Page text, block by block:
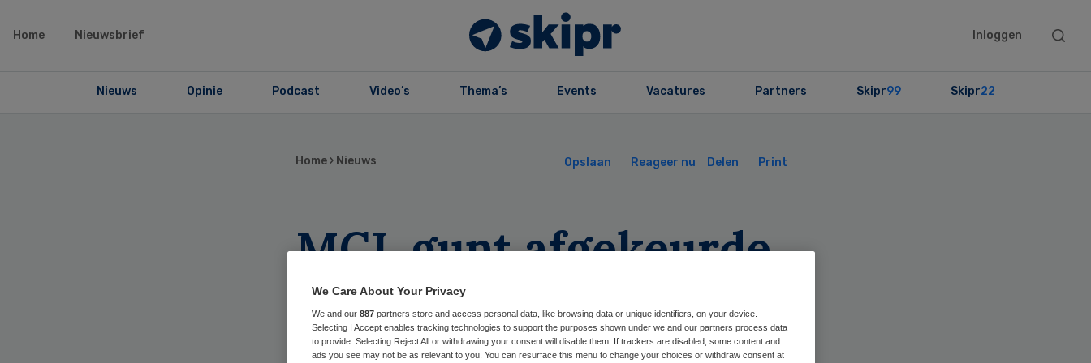
Home Nieuwsbrief Inloggen
Search
Nieuws Opinie Podcast Video’s Thema’s Events Vacatures Partners Skipr99 Skipr22
Home › Nieuws Opslaan Reageer nu Delen Print
MCL gunt afgekeurde
operatie-
instrumenten tweede
We Care About Your Privacy
We and our 887 partners store and access personal data, like browsing data or unique identifiers, on your device.
Selecting I Accept enables tracking technologies to support the purposes shown under we and our partners process data
to provide. Selecting Reject All or withdrawing your consent will disable them. If trackers are disabled, some content and
ads you see may not be as relevant to you. You can resurface this menu to change your choices or withdraw consent at